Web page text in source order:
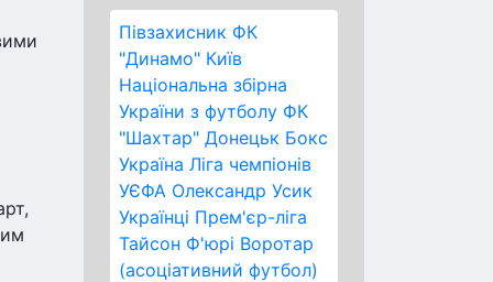
Півзахисник ФК
"Динамо" Київ
Національна збірна
України з футболу ФК
"Шахтар" Донецьк Бокс
Україна Ліга чемпіонів
УЄФА Олександр Усик
Українці Прем'єр-ліга
Тайсон Ф'юрі Воротар
(асоціативний футбол)